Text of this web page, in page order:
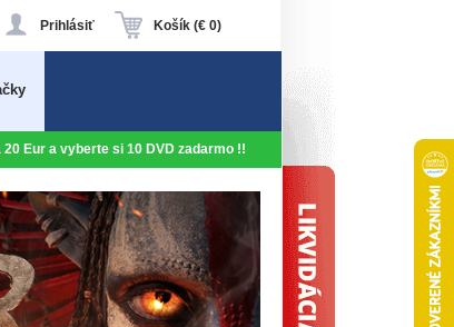
Košík (€ 0)
Prihlásiť
Eur a vyberte si 10 DVD zadarmo !!